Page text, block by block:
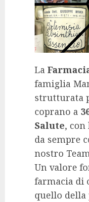
La
famiglia
strutturata
coprano a
Salute, con
da sempre
nostro
Un valore
farmacia di
quello della